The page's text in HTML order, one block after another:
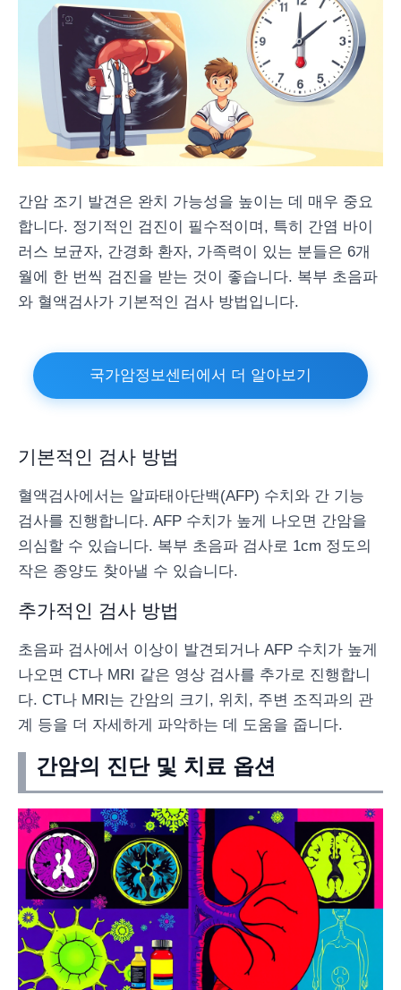
간암 조기 발견은 완치 가능성을 높이는 데 매우 중요
합니다. 정기적인 검진이 필수적이며, 특히 간염 바이
러스 보균자, 간경화 환자, 가족력이 있는 분들은 6개
월에 한 번씩 검진을 받는 것이 좋습니다. 복부 초음파
와 혈액검사가 기본적인 검사 방법입니다.
국가암정보센터에서 더 알아보기
기본적인 검사 방법
혈액검사에서는 알파태아단백(AFP) 수치와 간 기능
검사를 진행합니다. AFP 수치가 높게 나오면 간암을
의심할 수 있습니다. 복부 초음파 검사로 1cm 정도의
작은 종양도 찾아낼 수 있습니다.
추가적인 검사 방법
초음파 검사에서 이상이 발견되거나 AFP 수치가 높게
나오면 CT나 MRI 같은 영상 검사를 추가로 진행합니
다. CT나 MRI는 간암의 크기, 위치, 주변 조직과의 관
계 등을 더 자세하게 파악하는 데 도움을 줍니다.
간암의 진단 및 치료 옵션